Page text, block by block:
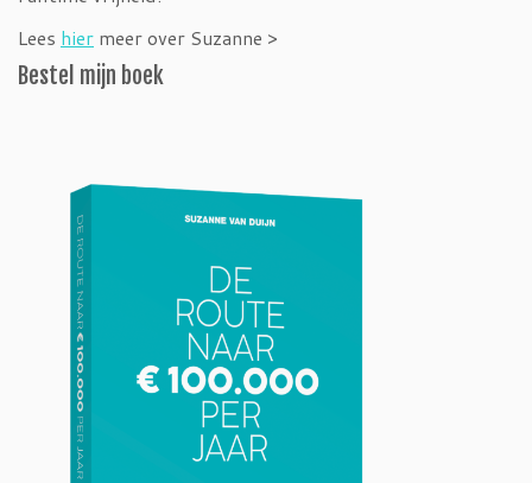
Lees hier meer over Suzanne >
Bestel mijn boek